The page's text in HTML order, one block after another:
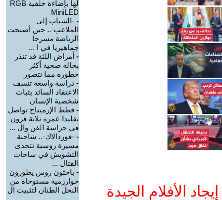
الأفلام الجيدة
لها بإضاءة خلفية RGB
MiniLED
- -الشباب إلى
الملاعب-.. حين أصبحت
الرياضة مسرحا
جماهيريا في ا ...
- أمراض اللثة قد تنذر
بحالة صحية أكثر
خطورة مما نتصور
- دراسة واسعة تنسف
الاعتقاد السائد بثبات
شخصية الإنسان
- قطط الإرميتاج تواصل
تقليدا عمره ثلاثة قرون
في حراسة الفن وال ...
- -فوردالاك-.. شاحنة
مسيرة روسية تتحدى
التشويش في ساحات
القتال ...
- باحثون روس يطورون
خوارزمية مستوحاة من
النحل الطنان لتثبيت ال